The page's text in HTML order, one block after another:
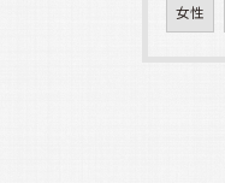
女性